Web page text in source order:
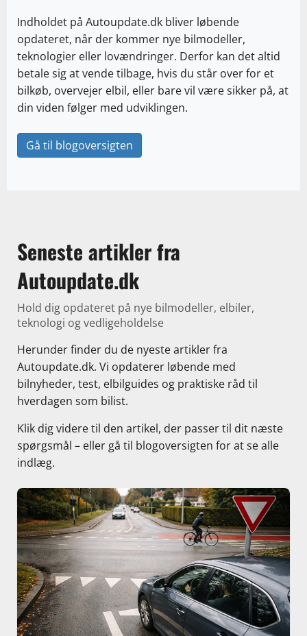
Indholdet på Autoupdate.dk bliver løbende
opdateret, når der kommer nye bilmodeller,
teknologier eller lovændringer. Derfor kan det altid
betale sig at vende tilbage, hvis du står over for et
bilkøb, overvejer elbil, eller bare vil være sikker på, at
din viden følger med udviklingen.
Gå til blogoversigten
Seneste artikler fra
Autoupdate.dk
Hold dig opdateret på nye bilmodeller, elbiler,
teknologi og vedligeholdelse
Herunder finder du de nyeste artikler fra
Autoupdate.dk. Vi opdaterer løbende med
bilnyheder, test, elbilguides og praktiske råd til
hverdagen som bilist.
Klik dig videre til den artikel, der passer til dit næste
spørgsmål – eller gå til blogoversigten for at se alle
indlæg.